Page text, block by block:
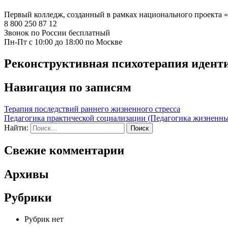
Первый колледж, созданный в рамках национального проекта
8 800 250 87 12
Звонок по России бесплатный
Пн-Пт с 10:00 до 18:00 по Москве
Реконструктивная психотерапия
Навигация по записям
Терапия последствий раннего жизненного стресса
Педагогика практической социализации (Педагогика
Найти:
Свежие комментарии
Архивы
Рубрики
Рубрик нет